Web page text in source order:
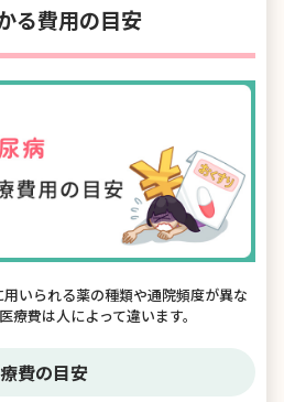
る費用の目安
いられる薬の種類や通院頻度が異な
療費は人によって違います。
費の目安